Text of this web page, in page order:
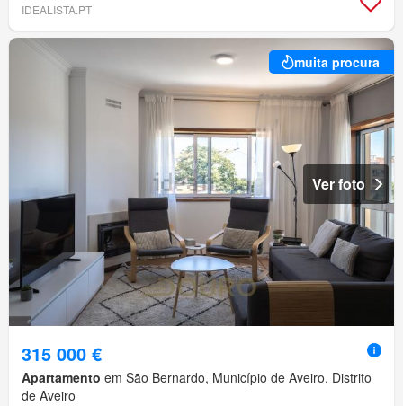
IDEALISTA.PT
muita procura
Ver foto
315 000 €
Apartamento em São Bernardo, Município de Aveiro, Distrito
de Aveiro